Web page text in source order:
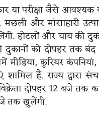
या परीक्षा जैसे
मछली और मांसाहारी
होटलों और चाय की
को दोपहर तक बंद
कुरियर
हैं. राज्य द्वारा
दोपहर 12 बजे
तक खुलेंगी.